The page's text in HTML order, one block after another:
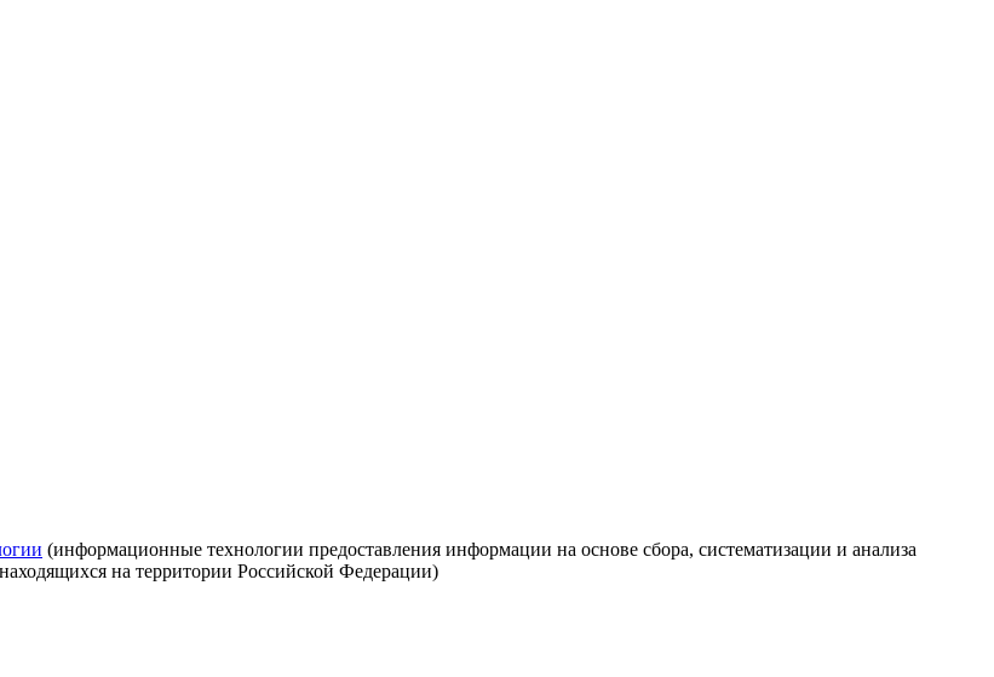
(информационные технологии предоставления информации на основе сбора, систематизации и анализа
на территории Российской Федерации)